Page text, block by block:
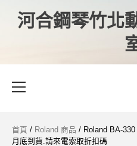
河合鋼琴竹北
首頁 / Roland 商品 / Roland BA-
月底到貨.請來電索取折扣碼